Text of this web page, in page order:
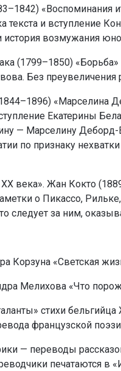
«Воспоминания
текста и вступление
история возмужания
(1799–1850)
Без преувеличения
«Марселина
Екатерины
— Марселину Деборд-
по признаку
века». Жан Кокто
о Пикассо,
следует за ним,
Корзуна «Светская
Мелихова «Что
стихи
французской
— переводы
печатаются